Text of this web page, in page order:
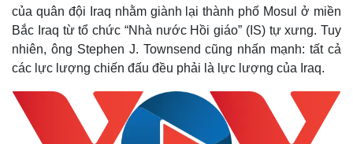
của quân đội Iraq nhằm giành lại thành phố Mosul ở miền
Bắc Iraq từ tổ chức “Nhà nước Hồi giáo” (IS) tự xưng. Tuy
nhiên, ông Stephen J. Townsend cũng nhấn mạnh: tất cả
các lực lượng chiến đấu đều phải là lực lượng của Iraq.